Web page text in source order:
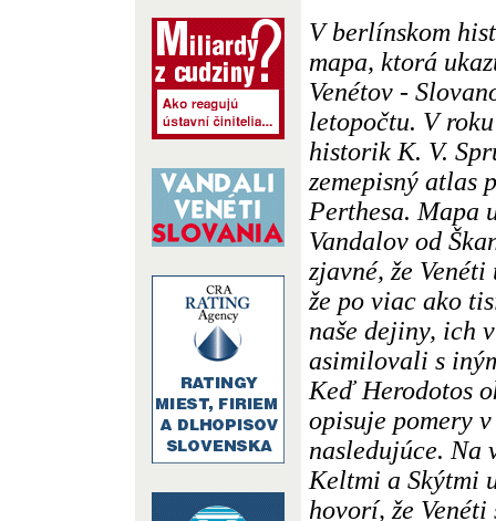
V berlínskom
mapa, ktorá
Venétov -
letopočtu. V
historik K. V.
zemepisný atlas
Perthesa. Mapa
Vandalov od
zjavné, že
že po viac ako
naše dejiny, ich
asimilovali s
Keď Herodotos
opisuje pomery
nasledujúce. Na
Keltmi a Skýtmi
hovorí, že